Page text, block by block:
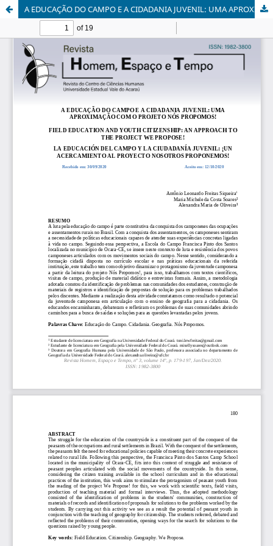
A EDUCAÇÃO DO CAMPO E A CIDADANIA JUVENIL: UMA APROXIMAÇÃO COM O PROJETO NÓS PROPOMOS!